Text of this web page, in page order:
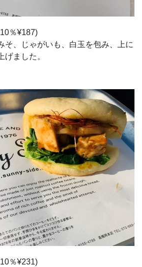
％¥187)
そ、じゃがいも、白玉を包み、上に
げました。
％¥231)